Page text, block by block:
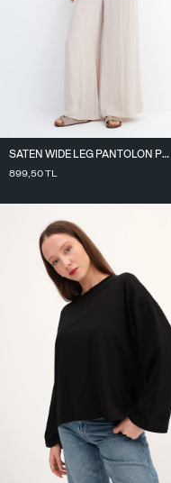
SATEN WIDE LEG PANTOLON PN17298
899,50TL